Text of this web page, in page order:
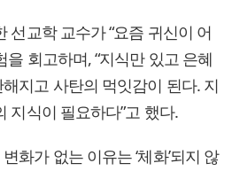
선교학 교수가 “요즘 귀신이 어
을 회고하며, “지식만 있고 은혜
지고 사탄의 먹잇감이 된다. 지
지식이 필요하다”고 했다.
화가 없는 이유는 ‘체화’되지 않